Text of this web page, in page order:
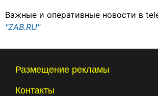
Важные и оперативные новости в
"ZAB.RU"
Размещение рекламы
Контакты